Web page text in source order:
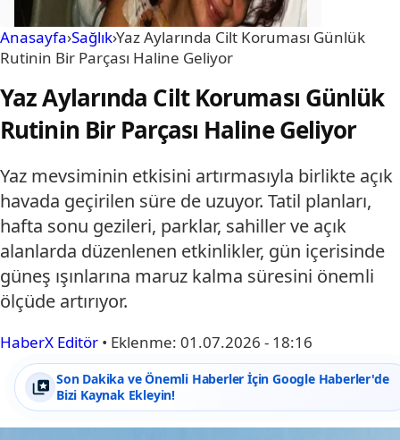
Anasayfa›Sağlık›Yaz Aylarında Cilt Koruması Günlük
Rutinin Bir Parçası Haline Geliyor
Yaz Aylarında Cilt Koruması Günlük
Rutinin Bir Parçası Haline Geliyor
Yaz mevsiminin etkisini artırmasıyla birlikte açık
havada geçirilen süre de uzuyor. Tatil planları,
hafta sonu gezileri, parklar, sahiller ve açık
alanlarda düzenlenen etkinlikler, gün içerisinde
güneş ışınlarına maruz kalma süresini önemli
ölçüde artırıyor.
HaberX Editör • Eklenme: 01.07.2026 - 18:16
Son Dakika ve Önemli Haberler İçin Google Haberler'de
Bizi Kaynak Ekleyin!